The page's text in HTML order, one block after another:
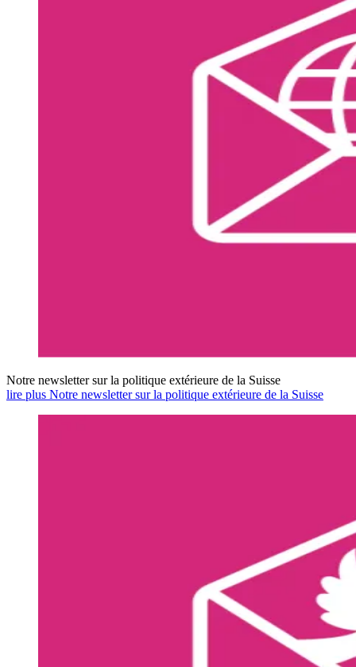
Notre newsletter sur la politique extérieure de la Suisse
lire plus Notre newsletter sur la politique extérieure de la Suisse